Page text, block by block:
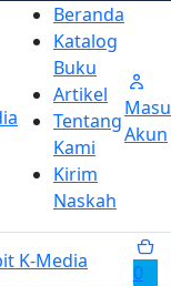
Beranda
Katalog
Buku
Artikel
Tentang
Kami
Kirim
Naskah
Akun
0